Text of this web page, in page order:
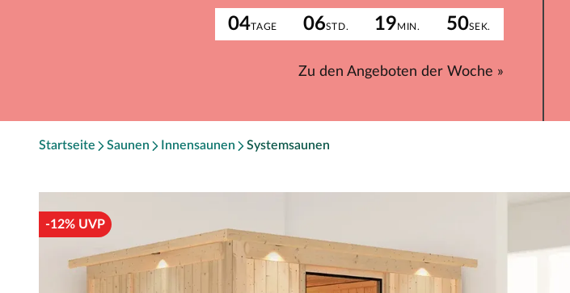
04TAGE 06STD. 19MIN. 50SEK.
Zu den Angeboten der Woche »
Startseite Saunen Innensaunen Systemsaunen
-12% UVP